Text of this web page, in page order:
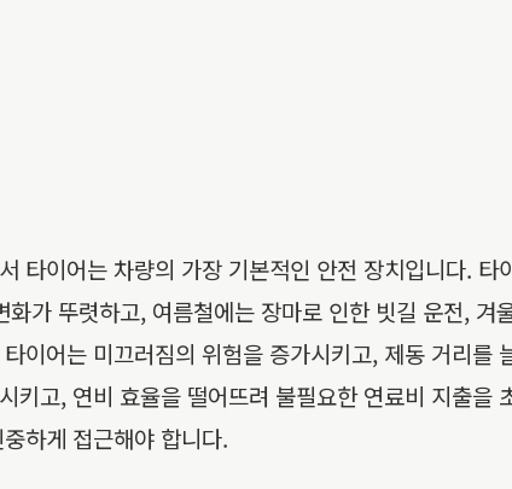
타이어는 차량의 가장 기본적인 안전 장치입니다.
가 뚜렷하고, 여름철에는 장마로 인한 빗길 운전,
이어는 미끄러짐의 위험을 증가시키고, 제동 거리
키고, 연비 효율을 떨어뜨려 불필요한 연료비 지출
하게 접근해야 합니다.